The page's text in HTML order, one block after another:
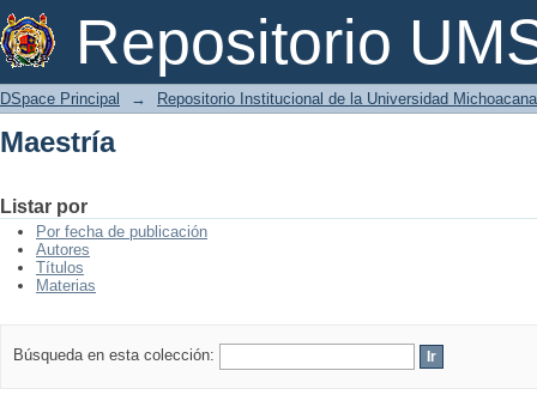
Repositorio
Maestría
DSpace Principal → Repositorio Institucional de la Universidad
Maestría
Listar por
Por fecha de publicación
Autores
Títulos
Materias
Búsqueda en esta colección: